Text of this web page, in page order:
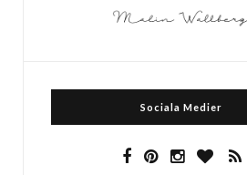
Sociala Medier